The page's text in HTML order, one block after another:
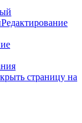
Редактирование
страницу на